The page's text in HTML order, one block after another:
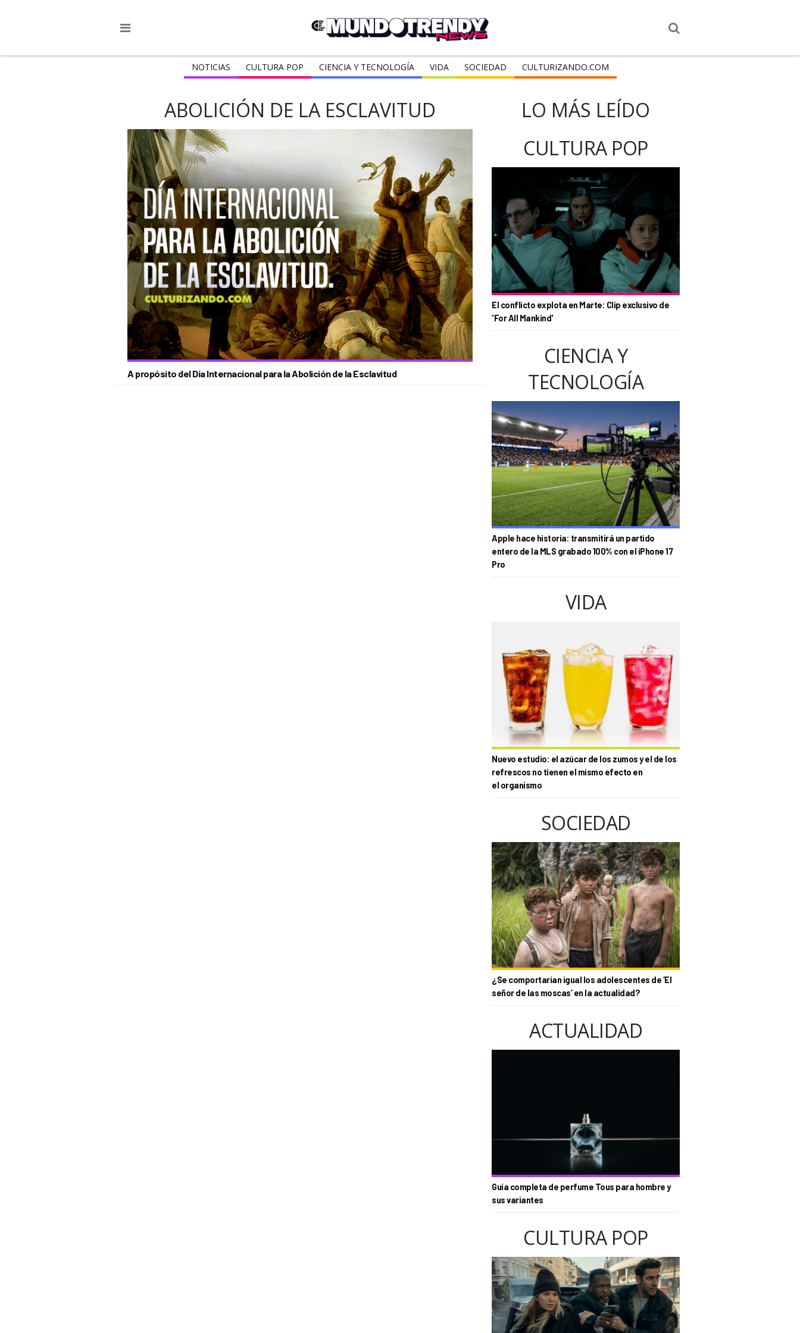
NOTICIAS CULTURA POP CIENCIA Y TECNOLOGÍA VIDA SOCIEDAD CULTURIZANDO.COM
ABOLICIÓN DE LA ESCLAVITUD
A propósito del Día Internacional para la Abolición de la Esclavitud
LO MÁS LEÍDO
CULTURA POP
El conflicto explota en Marte: Clip exclusivo de
'For All Mankind'
CIENCIA Y
TECNOLOGÍA
Apple hace historia: transmitirá un partido
entero de la MLS grabado 100% con el iPhone 17
Pro
VIDA
Nuevo estudio: el azúcar de los zumos y el de los
refrescos no tienen el mismo efecto en
el organismo
SOCIEDAD
¿Se comportarían igual los adolescentes de ‘El
señor de las moscas’ en la actualidad?
ACTUALIDAD
Guía completa de perfume Tous para hombre y
sus variantes
CULTURA POP